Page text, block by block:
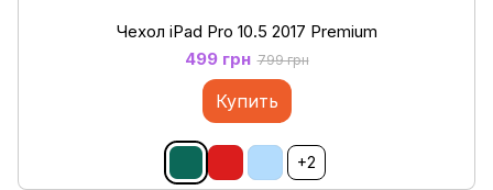
Чехол iPad Pro 10.5 2017 Premium
499 грн 799 грн
Купить
+2